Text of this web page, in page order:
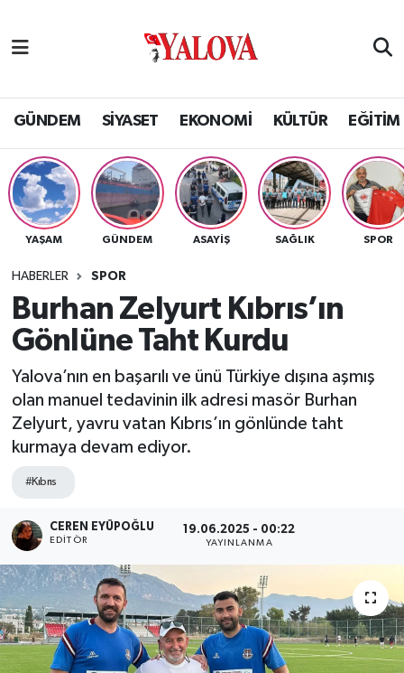
GÜNDEM SİYASET EKONOMİ KÜLTÜR EĞİTİM
YAŞAM GÜNDEM ASAYİŞ SAĞLIK SPOR
HABERLER SPOR
Burhan Zelyurt Kıbrıs’ın
Gönlüne Taht Kurdu
Yalova’nın en başarılı ve ünü Türkiye dışına aşmış
olan manuel tedavinin ilk adresi masör Burhan
Zelyurt, yavru vatan Kıbrıs’ın gönlünde taht
kurmaya devam ediyor.
#Kıbrıs
CEREN EYÜPOĞLU
EDITÖR
19.06.2025 - 00:22
YAYINLANMA
SİYASET
EKONOMİ
KÜLTÜR
BİLİM VE TEKNOLOJİ
ASAYİŞ
SAĞLIK
SPOR
ULUSAL
İLÇELERİMİZ
RESMİ İLAN
Yalova Nöbetçi Eczaneler
Yalova Hava Durumu
Yalova Namaz Vakitleri
Yalova Trafik Yoğunluk Haritası
Tüm Manşetler
Son Dakika Haberleri
Haber Arşivi